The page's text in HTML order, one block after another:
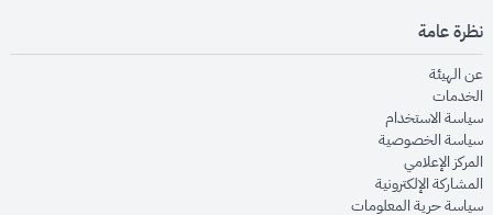
نظرة عامة
عن الهيئةopens in new window
الخدماتopens in new window
سياسة الاستخدام
سياسة الخصوصيةopens in new window
المركز الإعلاميopens in new window
المشاركة الإلكترونيةopens in new window
سياسة حرية المعلوماتopens in new window